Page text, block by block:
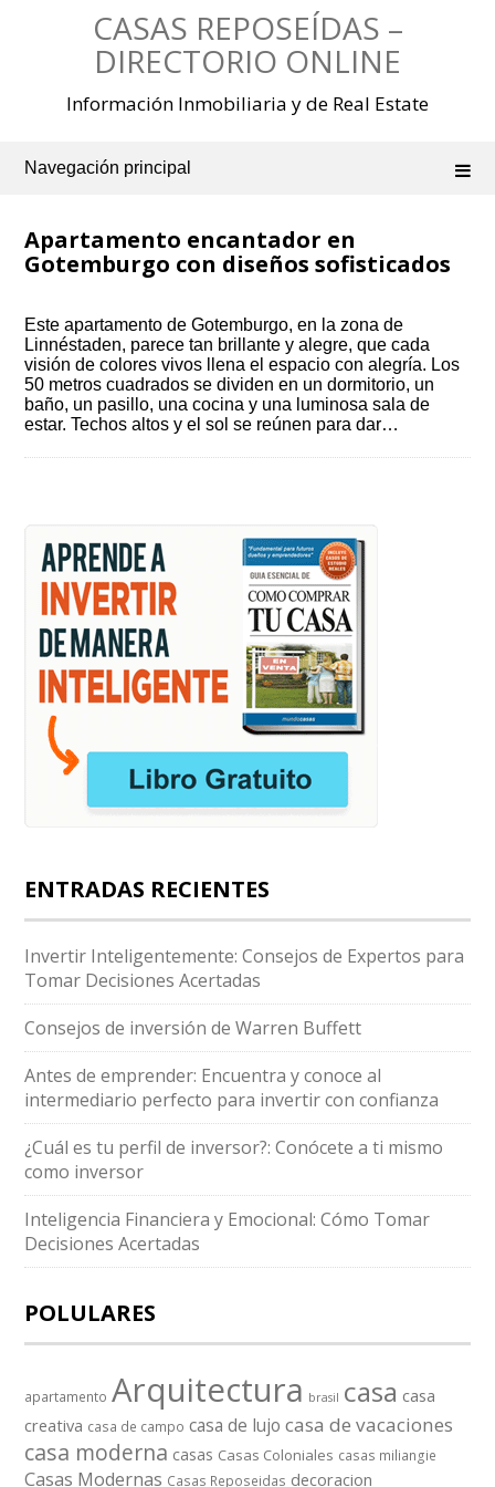
CASAS REPOSEÍDAS –
DIRECTORIO ONLINE
Información Inmobiliaria y de Real Estate
Navegación principal
Apartamento encantador en
Gotemburgo con diseños sofisticados
Este apartamento de Gotemburgo, en la zona de
Linnéstaden, parece tan brillante y alegre, que cada
visión de colores vivos llena el espacio con alegría. Los
50 metros cuadrados se dividen en un dormitorio, un
baño, un pasillo, una cocina y una luminosa sala de
estar. Techos altos y el sol se reúnen para dar…
ENTRADAS RECIENTES
Invertir Inteligentemente: Consejos de Expertos para
Tomar Decisiones Acertadas
Consejos de inversión de Warren Buffett
Antes de emprender: Encuentra y conoce al
intermediario perfecto para invertir con confianza
¿Cuál es tu perfil de inversor?: Conócete a ti mismo
como inversor
Inteligencia Financiera y Emocional: Cómo Tomar
Decisiones Acertadas
POLULARES
apartamento Arquitectura brasil casa casa
creativa casa de campo casa de lujo casa de vacaciones
casa moderna casas Casas Coloniales casas miliangie
Casas Modernas Casas Reposeidas decoracion